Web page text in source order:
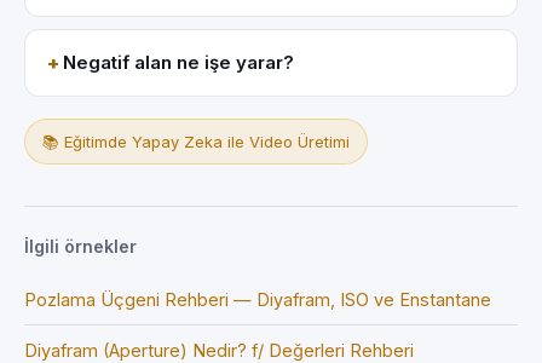
Negatif alan ne işe yarar?
📚 Eğitimde Yapay Zeka ile Video Üretimi
İlgili örnekler
Pozlama Üçgeni Rehberi — Diyafram, ISO ve Enstantane
Diyafram (Aperture) Nedir? f/ Değerleri Rehberi